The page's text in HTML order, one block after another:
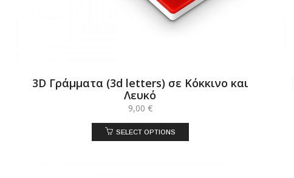
3D Γράμματα (3d letters) σε Κόκκινο και
Λευκό
9,00 €
SELECT OPTIONS